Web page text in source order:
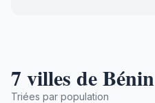
7 villes de Bénin
Triées par population